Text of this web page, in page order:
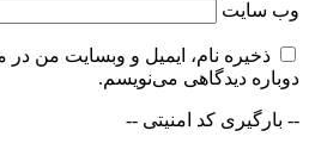
وب‌ سایت
ذخیره نام، ایمیل و وبسایت من در
دوباره دیدگاهی می‌نویسم.
-- بارگیری کد امنیتی --